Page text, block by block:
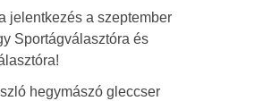
jelentkezés a szeptember
Sportágválasztóra és
hegymászó gleccser